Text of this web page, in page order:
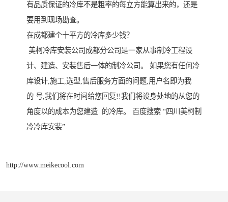
有品质保证的冷库不是粗率的每立方能算出来的，还是
要用到现场勘查。
在成都建个十平方的冷库多少钱？
美柯冷库安装公司成都分公司是一家从事制冷工程设
计、建造、安装售后一体的制冷公司。 如果您有任何冷
库设计,施工,选型,售后服务方面的问题,用户名即为我
的 号,我们将在时间给您回复!!我们将设身处地的从您的
角度以的成本为您建造 的冷库。 百度搜索 “四川美柯制
冷冷库安装”.
http://www.meikecool.com